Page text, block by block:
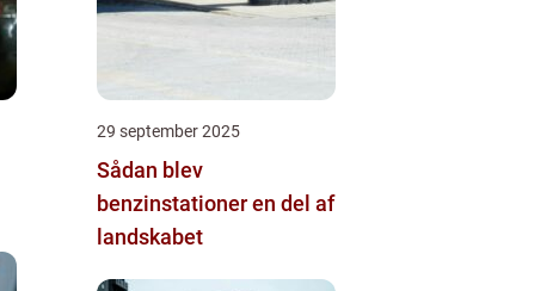
29 september 2025
Sådan blev
benzinstationer en del af
landskabet